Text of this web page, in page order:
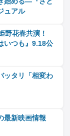
ュアル
野花春共演！
いつも』9.18公
ッタリ「相変わ
最新映画情報